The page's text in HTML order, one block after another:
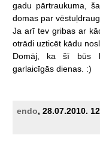
gadu pārtraukuma,
domas par
Ja arī tev gribas ar
otrādi uzticēt kādu
Domāj,
ka šī būs
garlaicīgās dienas. :)
endo, 28.07.2010.